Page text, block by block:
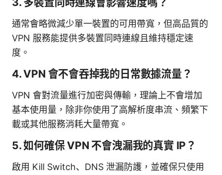
通常會略微減少單一裝置的可用帶寬，但高品質的
VPN 服務能提供多裝置同時連線且維持穩定速
度。
4. VPN 會不會吞掉我的日常數據流量？
VPN 會對流量進行加密與傳輸，理論上不會增加
基本使用量，除非你使用了高解析度串流、頻繁下
載或其他服務消耗大量帶寬。
5. 如何確保 VPN 不會洩漏我的真實 IP？
啟用 Kill Switch、DNS 泄漏防護，並確保只使用